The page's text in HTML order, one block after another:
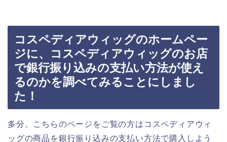
コスペディアウィッグのホームペー
ジに、コスペディアウィッグのお店
で銀行振り込みの支払い方法が使え
るのかを調べてみることにしまし
た！
多分、こちらのページをご覧の方はコスペディアウィ
ッグの商品を銀行振り込みの支払い方法で購入しよう